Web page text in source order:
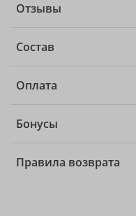
Отзывы
Состав
Оплата
Бонусы
Правила возврата